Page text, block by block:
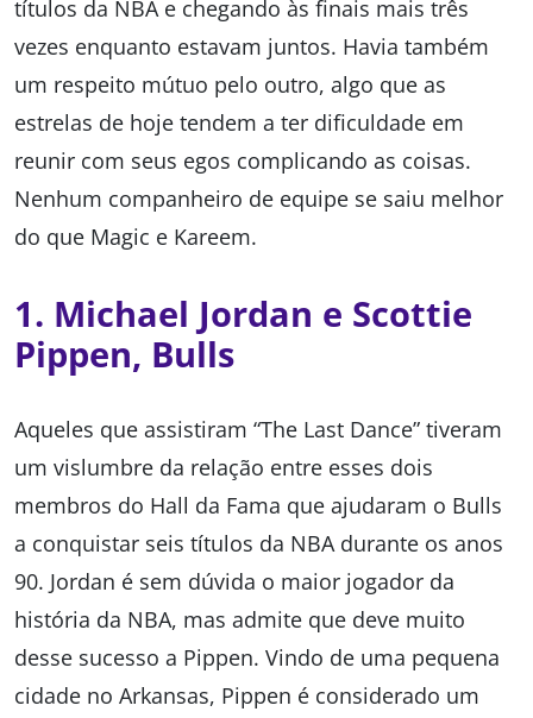
títulos da NBA e chegando às finais mais três
vezes enquanto estavam juntos. Havia também
um respeito mútuo pelo outro, algo que as
estrelas de hoje tendem a ter dificuldade em
reunir com seus egos complicando as coisas.
Nenhum companheiro de equipe se saiu melhor
do que Magic e Kareem.
1. Michael Jordan e Scottie
Pippen, Bulls
Aqueles que assistiram “The Last Dance” tiveram
um vislumbre da relação entre esses dois
membros do Hall da Fama que ajudaram o Bulls
a conquistar seis títulos da NBA durante os anos
90. Jordan é sem dúvida o maior jogador da
história da NBA, mas admite que deve muito
desse sucesso a Pippen. Vindo de uma pequena
cidade no Arkansas, Pippen é considerado um